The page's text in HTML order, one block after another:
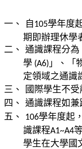
一、 自 105學年度
期即辦理休學
二、 通識課程分
學 (A6)」、「
定領域之通識
三、
國際學生不
四、 通識課程如兼
五、
106學年度起
識課程A1~A4等
學生在大學國